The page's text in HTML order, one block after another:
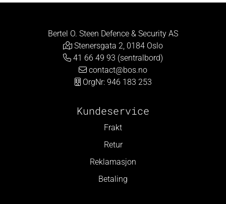
Bertel O. Steen Defence & Security AS
Stenersgata 2, 0184 Oslo
41 66 49 93 (sentralbord)
contact@bos.no
OrgNr: 946 183 253
Kundeservice
Frakt
Retur
Reklamasjon
Betaling